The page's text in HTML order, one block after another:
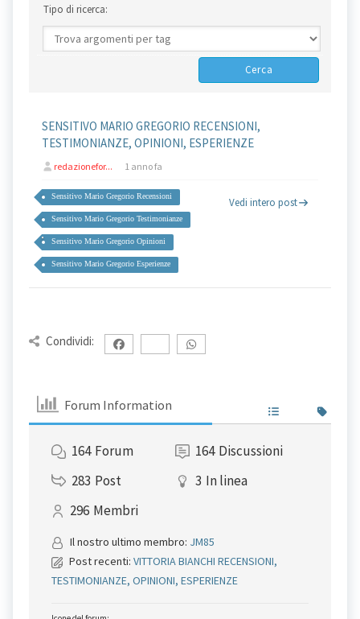
Tipo di ricerca:
SENSITIVO MARIO GREGORIO RECENSIONI,
TESTIMONIANZE, OPINIONI, ESPERIENZE
redazionefor... 1 anno fa
Sensitivo Mario Gregorio Recensioni
Sensitivo Mario Gregorio Testimonianze
Sensitivo Mario Gregorio Opinioni
Sensitivo Mario Gregorio Esperienze
Vedi intero post
Condividi:
Forum Information
164 Forum 164 Discussioni
283 Post 3 In linea
296 Membri
Il nostro ultimo membro: JM85
Post recenti: VITTORIA BIANCHI RECENSIONI,
TESTIMONIANZE, OPINIONI, ESPERIENZE